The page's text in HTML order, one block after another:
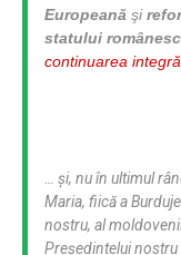
Europeană şi
statului românesc
continuarea
… şi, nu în ultimul
Maria, fiică a
nostru, al
Preşedintelui nostru